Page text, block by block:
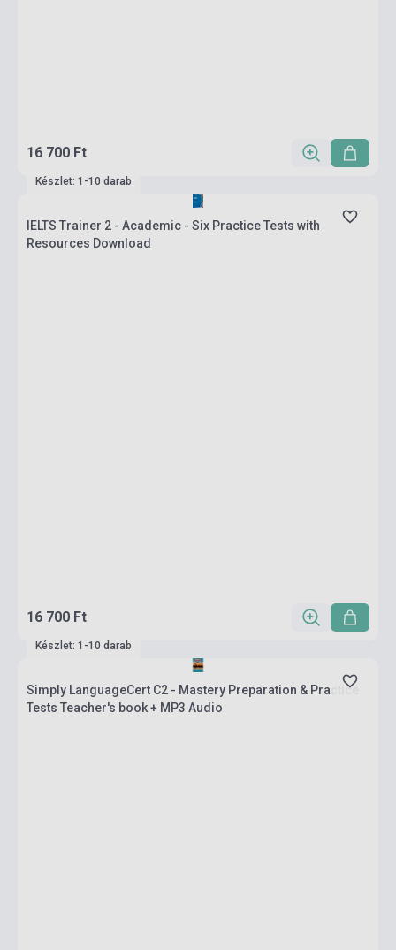
16 700 Ft
Készlet: 1-10 darab
IELTS Trainer 2 - Academic - Six Practice Tests with
Resources Download
16 700 Ft
Készlet: 1-10 darab
Simply LanguageCert C2 - Mastery Preparation & Practice
Tests Teacher's book + MP3 Audio